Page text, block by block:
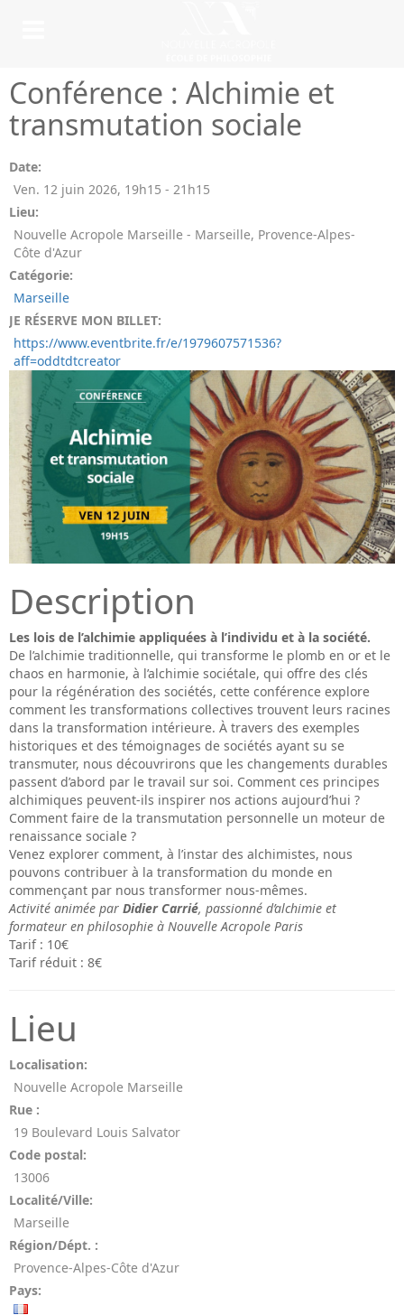
Conférence : Alchimie et
transmutation sociale
Date:
Ven. 12 juin 2026, 19h15 - 21h15
Lieu:
Nouvelle Acropole Marseille - Marseille, Provence-Alpes-
Côte d'Azur
Catégorie:
Marseille
JE RÉSERVE MON BILLET:
https://www.eventbrite.fr/e/1979607571536?
aff=oddtdtcreator
Description
Les lois de l’alchimie appliquées à l’individu et à la société.
De l’alchimie traditionnelle, qui transforme le plomb en or et le
chaos en harmonie, à l’alchimie sociétale, qui offre des clés
pour la régénération des sociétés, cette conférence explore
comment les transformations collectives trouvent leurs racines
dans la transformation intérieure. À travers des exemples
historiques et des témoignages de sociétés ayant su se
transmuter, nous découvrirons que les changements durables
passent d’abord par le travail sur soi. Comment ces principes
alchimiques peuvent-ils inspirer nos actions aujourd’hui ?
Comment faire de la transmutation personnelle un moteur de
renaissance sociale ?
Venez explorer comment, à l’instar des alchimistes, nous
pouvons contribuer à la transformation du monde en
commençant par nous transformer nous-mêmes.
Activité animée par Didier Carrié, passionné d’alchimie et
formateur en philosophie à Nouvelle Acropole Paris
Tarif : 10€
Tarif réduit : 8€
Lieu
Localisation:
Nouvelle Acropole Marseille
Rue :
19 Boulevard Louis Salvator
Code postal:
13006
Localité/Ville:
Marseille
Région/Dépt. :
Provence-Alpes-Côte d'Azur
Pays: